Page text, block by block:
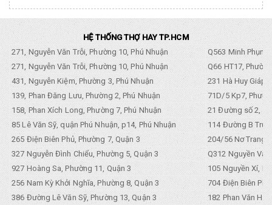
HỆ THỐNG THỢ HAY TP.HCM
271, Nguyễn Văn Trỗi, Phường 10, Phú Nhuận
Q563 Minh
271, Nguyễn Văn Trỗi, Phường 10, Phú Nhuận
Q66 HT17,
431, Nguyễn Kiệm, Phường 3, Phú Nhuận
231 Hà Huy Giáp,
139, Phan Đăng Lưu, Phường 2, Phú Nhuận
71D/5 Kp7,
158, Phan Xích Long, Phường 7, Phú Nhuận
21 Đường số 2,
85 Lê Văn Sỹ, quận Phú Nhuận, p14, Phú Nhuận
114 Đường B
265 Điện Biên Phủ, Phường 7, Quận 3
204/56 Nơ Trang
327 Nguyễn Đình Chiểu, Phường 5, Quận 3
Q312 Nguyền
927 Hoàng Sa, Phường 11, Quận 3
105 Nguyền Xí,
256 Nam Kỳ Khởi Nghĩa, Phường 8, Quận 3
704 Điện Biên
386 Đường Lê Văn Sỹ, Phường 13, Quận 3
182 Phan Văn